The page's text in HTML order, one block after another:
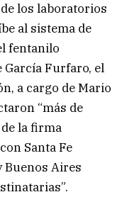
los laboratorios
al sistema de
fentanilo
García Furfaro, el
a cargo de Mario
“más de
la firma
Santa Fe
Buenos Aires